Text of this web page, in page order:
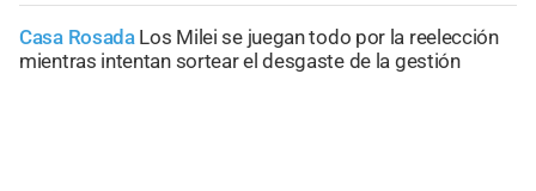
Casa Rosada Los Milei se juegan todo por la reelección
mientras intentan sortear el desgaste de la gestión